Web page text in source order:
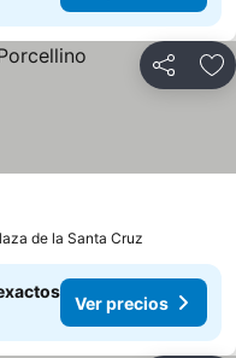
Compartir
de la Santa Cruz
Ver precios